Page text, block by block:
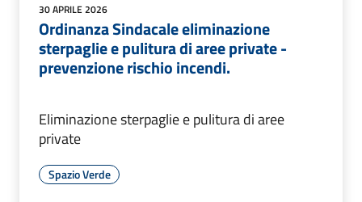
30 APRILE 2026
Ordinanza Sindacale eliminazione
sterpaglie e pulitura di aree private -
prevenzione rischio incendi.
Eliminazione sterpaglie e pulitura di aree
private
Spazio Verde